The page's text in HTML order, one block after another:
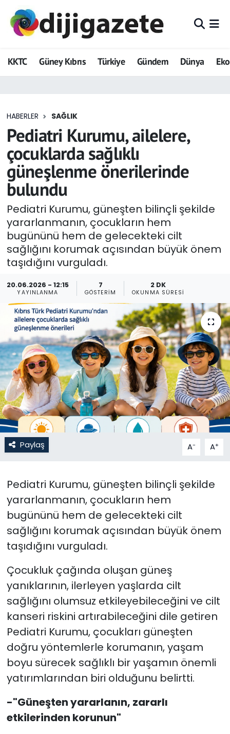
KKTC Güney Kıbrıs Türkiye Gündem Dünya
HABERLER SAĞLIK
Pediatri Kurumu, ailelere,
çocuklarda sağlıklı
güneşlenme önerilerinde
bulundu
Pediatri Kurumu, güneşten bilinçli şekilde
yararlanmanın, çocukların hem
bugününü hem de gelecekteki cilt
sağlığını korumak açısından büyük önem
taşıdığını vurguladı.
20.06.2026 - 12:15
YAYINLANMA
7
GÖSTERIM
2 DK
OKUNMA SÜRESI
Paylaş A- A+
Pediatri Kurumu, güneşten bilinçli şekilde
yararlanmanın, çocukların hem
bugününü hem de gelecekteki cilt
sağlığını korumak açısından büyük önem
taşıdığını vurguladı.
Çocukluk çağında oluşan güneş
yanıklarının, ilerleyen yaşlarda cilt
sağlığını olumsuz etkileyebileceğini ve cilt
kanseri riskini artırabileceğini dile getiren
Pediatri Kurumu, çocukları güneşten
doğru yöntemlerle korumanın, yaşam
boyu sürecek sağlıklı bir yaşamın önemli
yatırımlarından biri olduğunu belirtti.
-"Güneşten yararlanın, zararlı
etkilerinden korunun"
ADVERTORIAL
Dijigazete
Eğitim
Ekonomi
Foto Galeri
GEZİ
Güncel
Gündem
KKTC YEREL SEÇİM 2018
Kültür Sanat
Magazin
Moda
Nöbetçi Eczaneler
Otomobil Dünyası
Politika
SAĞLIK
Spor
Teknoloji
TÜRKiYE
Video Galeri
YAŞAM
Yazarlar
Hava Durumu
Trafik Durumu
Tüm Manşetler
Son Dakika Haberleri
Haber Arşivi